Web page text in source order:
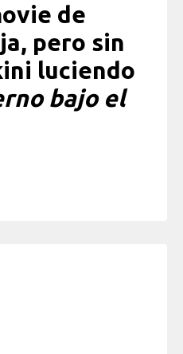
de
pero sin
luciendo
bajo el